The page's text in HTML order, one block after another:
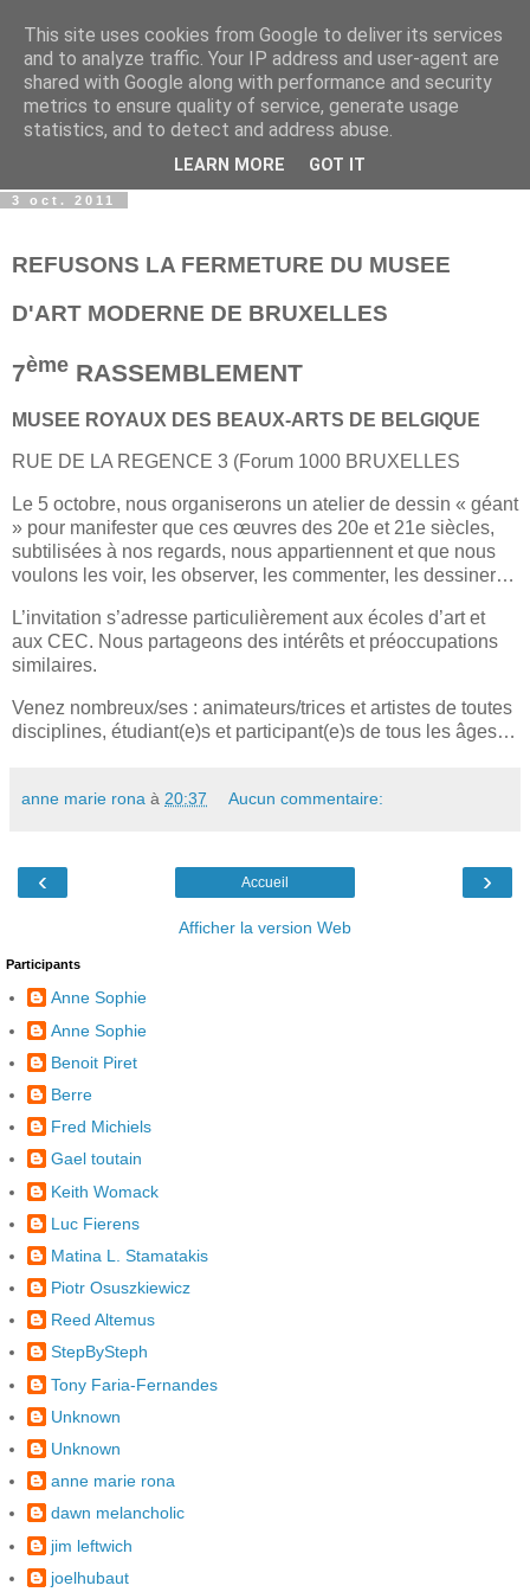
wwwART in VIVO
Art et Technologies d'aujourd'hui - Today's Art and
Technologies
3 oct. 2011
REFUSONS LA FERMETURE DU MUSEE
D'ART MODERNE DE BRUXELLES
7ème RASSEMBLEMENT
MUSEE ROYAUX DES BEAUX-ARTS DE BELGIQUE
RUE DE LA REGENCE 3 (Forum 1000 BRUXELLES
Le 5 octobre, nous organiserons un atelier de dessin « géant
» pour manifester que ces œuvres des 20e et 21e siècles,
subtilisées à nos regards, nous appartiennent et que nous
voulons les voir, les observer, les commenter, les dessiner…
L’invitation s’adresse particulièrement aux écoles d’art et
aux CEC. Nous partageons des intérêts et préoccupations
similaires.
Venez nombreux/ses : animateurs/trices et artistes de toutes
disciplines, étudiant(e)s et participant(e)s de tous les âges…
anne marie rona à 20:37 Aucun commentaire:
‹ ›
Accueil
Afficher la version Web
Participants
Anne Sophie
Anne Sophie
Benoit Piret
Berre
Fred Michiels
Gael toutain
Keith Womack
Luc Fierens
Matina L. Stamatakis
Piotr Osuszkiewicz
Reed Altemus
StepBySteph
Tony Faria-Fernandes
Unknown
Unknown
anne marie rona
dawn melancholic
jim leftwich
joelhubaut
This site uses cookies from Google to deliver its services
and to analyze traffic. Your IP address and user-agent are
shared with Google along with performance and security
metrics to ensure quality of service, generate usage
statistics, and to detect and address abuse.
LEARN MORE GOT IT